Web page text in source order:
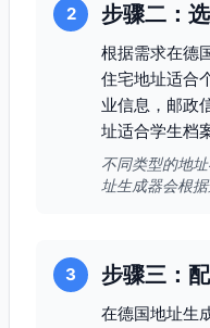
2 步骤二：
根据需求在德
住宅地址适合
业信息，邮政
址适合学生档案
不同类型的地
址生成器会根据
3 步骤三：
在德国地址生